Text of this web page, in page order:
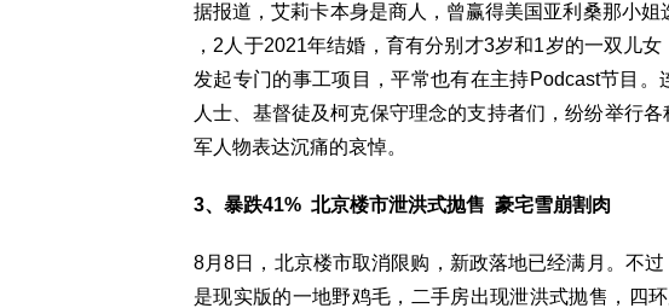
据报道，艾莉卡本身是商人，曾赢得美国亚利桑那小
，2人于2021年结婚，育有分别才3岁和1岁的一双儿
发起专门的事工项目，平常也有在主持Podcast节目
人士、基督徒及柯克保守理念的支持者们，纷纷举行
军人物表达沉痛的哀悼。
3、暴跌41% 北京楼市泄洪式抛售 豪宅雪崩割肉
8月8日，北京楼市取消限购，新政落地已经满月。不
是现实版的一地野鸡毛，二手房出现泄洪式抛售，四